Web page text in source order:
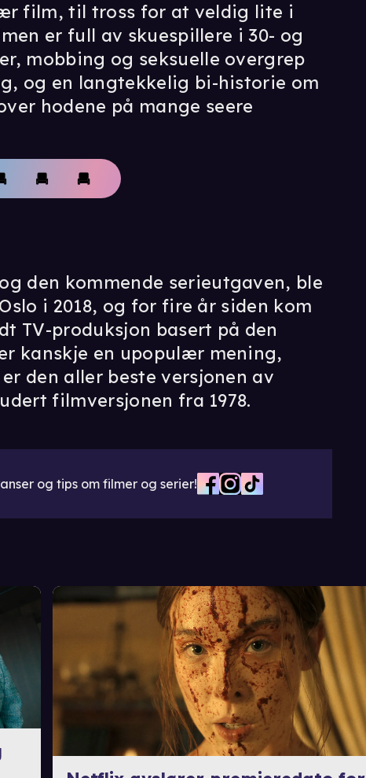
film, til tross for at veldig lite i
er full av skuespillere i 30- og
mobbing og seksuelle overgrep
og en langtekkelig bi-historie om
hodene på mange seere
den kommende serieutgaven, ble
i 2018, og for fire år siden kom
TV-produksjon basert på den
kanskje en upopulær mening,
er den aller beste versjonen av
filmversjonen fra 1978.
og tips om filmer og serier!